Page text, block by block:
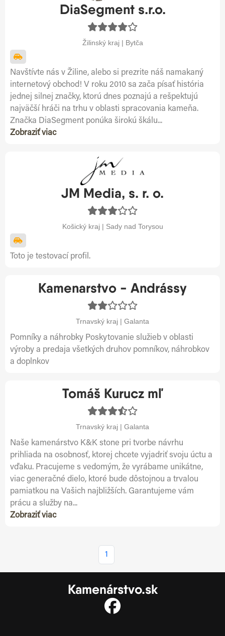
DiaSegment s.r.o.
Žilinský kraj | Bytča
Navštívte nás v Žiline, alebo si prezrite náš namakaný
internetový obchod! V roku 2010 sa zača písať história
jednej silnej značky, ktorú dnes poznajú a rešpektujú
najväčší hráči na trhu v oblasti spracovania kameňa.
Značka DiaSegment ponúka širokú škálu...
Zobraziť viac
JM Media, s. r. o.
Košický kraj | Sady nad Torysou
Toto je testovací profil.
Kamenarstvo - Andrássy
Trnavský kraj | Galanta
Pomníky a náhrobky Poskytovanie služieb v oblasti
výroby a predaja všetkých druhov pomníkov, náhrobkov
a doplnkov
Tomáš Kurucz mľ
Trnavský kraj | Galanta
Naše kamenárstvo K&K stone pri tvorbe návrhu
prihliada na osobnosť, ktorej chcete vyjadriť svoju úctu a
vďaku. Pracujeme s vedomým, že vyrábame unikátne,
viac generačné dielo, ktoré bude dôstojnou a trvalou
pamiatkou na Vašich najbližších. Garantujeme vám
prácu a služby na...
Zobraziť viac
1
Kamenárstvo.sk